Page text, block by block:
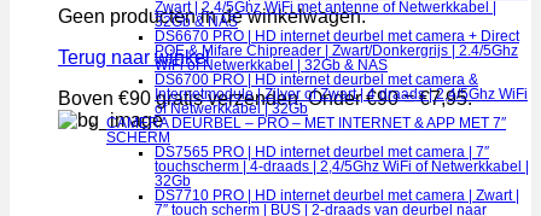
Geen producten in de winkelwagen.
Terug naar winkel
Boven €90 gratis verzenden. Onder €90 = €7,95.
Zwart | 2.4/5Ghz WiFi met antenne of Netwerkkabel |
32Gb & NAS
DS6670 PRO | HD internet deurbel met camera + Direct
POE & Mifare Chipreader | Zwart/Donkergrijs | 2.4/5Ghz
WiFi of Netwerkkabel | 32Gb & NAS
DS6700 PRO | HD internet deurbel met camera &
Internetmodule | Zilver of Zwart | 4 draads | 2,4/5Ghz WiFi
of Netwerkkabel | 32Gb
CAMERA DEURBEL – PRO – MET INTERNET & APP MET 7″
SCHERM
DS7565 PRO | HD internet deurbel met camera | 7″
touchscherm | 4-draads | 2,4/5Ghz WiFi of Netwerkkabel |
32Gb
DS7710 PRO | HD internet deurbel met camera | Zwart |
7″ touch scherm | BUS | 2-draads van deurbel naar